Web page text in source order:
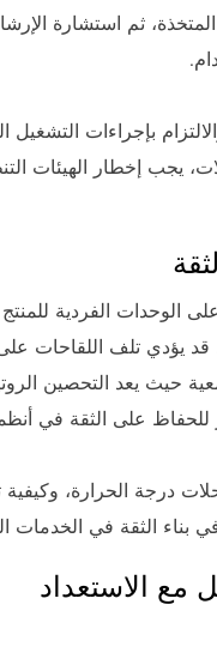
ثم استشارة
يجب إخطار الهيئات
الوحدات الفردية
يؤدي تلف اللقاحات
حيث يعد التحصين
على الثقة في
درجة الحرارة،
بناء الثقة في الخدمات